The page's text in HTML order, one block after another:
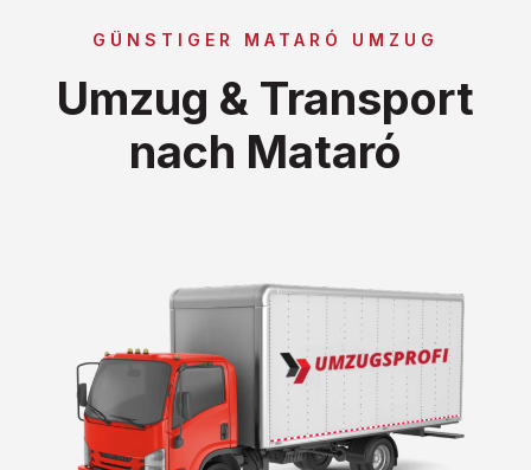
GÜNSTIGER MATARÓ UMZUG
Umzug & Transport
nach Mataró